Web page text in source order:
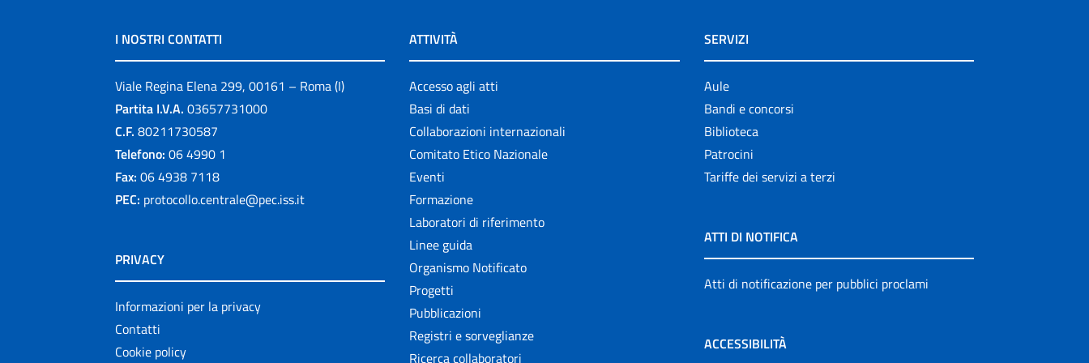
I NOSTRI CONTATTI
Viale Regina Elena 299, 00161 – Roma (I)
Partita I.V.A. 03657731000
C.F. 80211730587
Telefono: 06 4990 1
Fax: 06 4938 7118
PEC: protocollo.centrale@pec.iss.it
PRIVACY
Informazioni per la privacy
Contatti
Cookie policy
ATTIVITÀ
Accesso agli atti
Basi di dati
Collaborazioni internazionali
Comitato Etico Nazionale
Eventi
Formazione
Laboratori di riferimento
Linee guida
Organismo Notificato
Progetti
Pubblicazioni
Registri e sorveglianze
Ricerca collaboratori
SERVIZI
Aule
Bandi e concorsi
Biblioteca
Patrocini
Tariffe dei servizi a terzi
ATTI DI NOTIFICA
Atti di notificazione per pubblici proclami
ACCESSIBILITÀ